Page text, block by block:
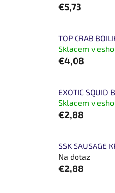
€5,73
TOP CRAB
Skladem v
€4,08
EXOTIC SQUID
Skladem v
€2,88
SSK SAUSAGE
Na dotaz
€2,88